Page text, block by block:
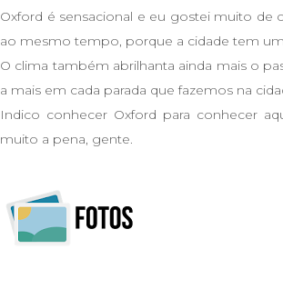
Oxford é sensacional e eu gostei muito de
ao mesmo tempo, porque a cidade tem
O clima também abrilhanta ainda mais o
a mais em cada parada que fazemos na
Indico conhecer Oxford para conhecer
muito a pena, gente.